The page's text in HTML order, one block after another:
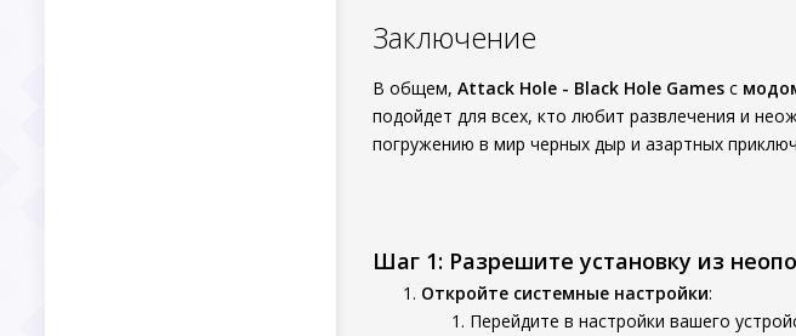
Заключение
В общем, Attack Hole - Black Hole Games с
подойдет для всех, кто любит развлечения и
погружению в мир черных дыр и азартных
Шаг 1: Разрешите установку из
Откройте системные настройки:
Перейдите в настройки вашего